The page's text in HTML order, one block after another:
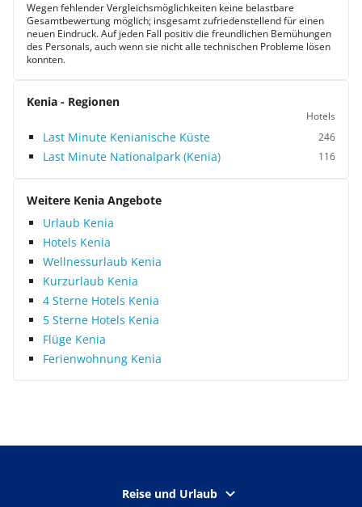
Wegen fehlender Vergleichsmöglichkeiten keine belastbare
Gesamtbewertung möglich; insgesamt zufriedenstellend für einen
neuen Eindruck. Auf jeden Fall positiv die freundlichen Bemühungen
des Personals, auch wenn sie nicht alle technischen Probleme lösen
konnten.
Kenia - Regionen
Hotels
Last Minute Kenianische Küste 246
Last Minute Nationalpark (Kenia) 116
Weitere Kenia Angebote
Urlaub Kenia
Hotels Kenia
Wellnessurlaub Kenia
Kurzurlaub Kenia
4 Sterne Hotels Kenia
5 Sterne Hotels Kenia
Flüge Kenia
Ferienwohnung Kenia
Reise und Urlaub